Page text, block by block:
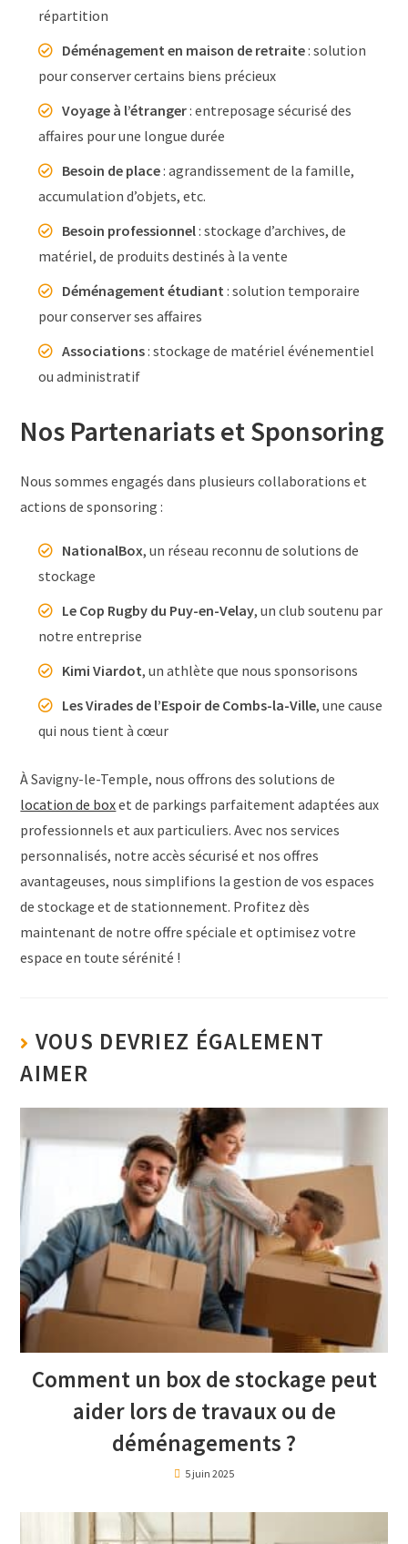
répartition
Déménagement en maison de retraite: solution
pour conserver certains biens précieux
Voyage à l’étranger: entreposage sécurisé des
affaires pour une longue durée
Besoin de place: agrandissement de la famille,
accumulation d’objets, etc.
Besoin professionnel: stockage d’archives, de
matériel, de produits destinés à la vente
Déménagement étudiant : solution temporaire
pour conserver ses affaires
Associations: stockage de matériel événementiel
ou administratif
Nos Partenariats et Sponsoring
Nous sommes engagés dans plusieurs collaborations et
actions de sponsoring :
NationalBox, un réseau reconnu de solutions de
stockage
Le Cop Rugby du Puy-en-Velay, un club soutenu par
notre entreprise
Kimi Viardot, un athlète que nous sponsorisons
Les Virades de l’Espoir de Combs-la-Ville, une cause
qui nous tient à cœur
À Savigny-le-Temple, nous offrons des solutions de
location de boxet de parkings parfaitement adaptées aux
professionnels et aux particuliers. Avec nos services
personnalisés, notre accès sécurisé et nos offres
avantageuses, nous simplifions la gestion de vos espaces
de stockage et de stationnement. Profitez dès
maintenant de notre offre spéciale et optimisez votre
espace en toute sérénité !
VOUS DEVRIEZ ÉGALEMENT
AIMER
Comment un box de stockage peut
aider lors de travaux ou de
déménagements ?
5 juin 2025